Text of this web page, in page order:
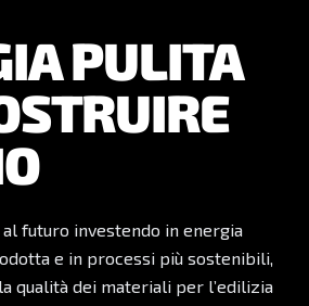
PULITA
futuro investendo in energia
e in processi più sostenibili,
qualità dei materiali per l’edilizia
POSA
facilità di applicazione e resa
Novapercol nasce per
precisi e duraturi.